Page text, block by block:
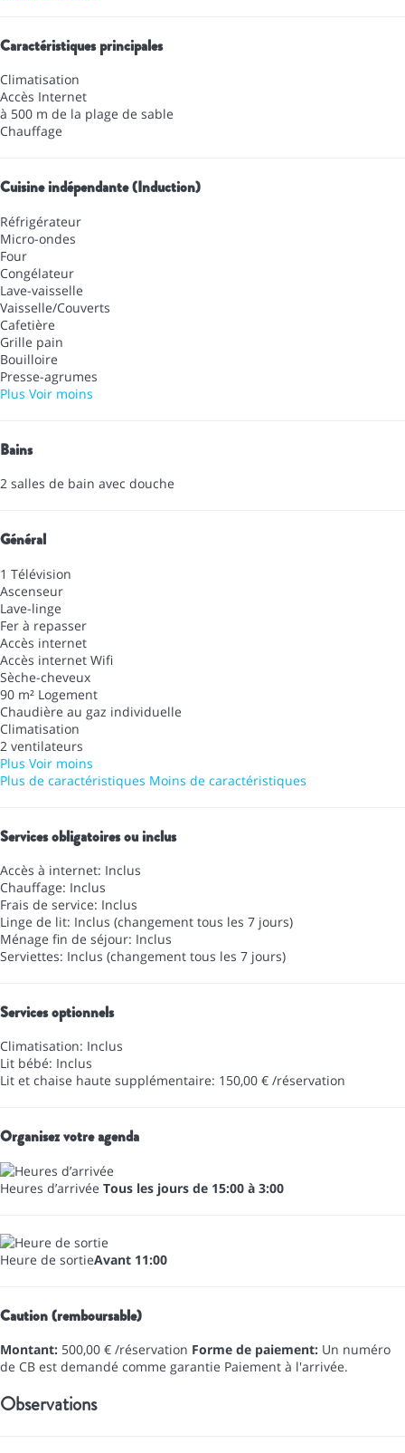
Caractéristiques principales
Climatisation
Accès Internet
à 500 m de la plage de sable
Chauffage
Cuisine indépendante (Induction)
Réfrigérateur
Micro-ondes
Four
Congélateur
Lave-vaisselle
Vaisselle/Couverts
Cafetière
Grille pain
Bouilloire
Presse-agrumes
Plus Voir moins
Bains
2 salles de bain avec douche
Général
1 Télévision
Ascenseur
Lave-linge
Fer à repasser
Accès internet
Accès internet Wifi
Sèche-cheveux
90 m² Logement
Chaudière au gaz individuelle
Climatisation
2 ventilateurs
Plus Voir moins
Plus de caractéristiques Moins de caractéristiques
Services obligatoires ou inclus
Accès à internet: Inclus
Chauffage: Inclus
Frais de service: Inclus
Linge de lit: Inclus (changement tous les 7 jours)
Ménage fin de séjour: Inclus
Serviettes: Inclus (changement tous les 7 jours)
Services optionnels
Climatisation: Inclus
Lit bébé: Inclus
Lit et chaise haute supplémentaire: 150,00 € /réservation
Organisez votre agenda
Heures d’arrivée Tous les jours de 15:00 à 3:00
Heure de sortieAvant 11:00
Caution (remboursable)
Montant: 500,00 € /réservation Forme de paiement: Un numéro
de CB est demandé comme garantie Paiement à l'arrivée.
Observations